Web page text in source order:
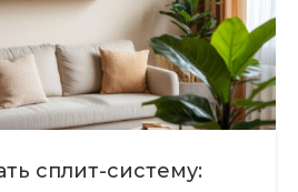
сплит-систему: